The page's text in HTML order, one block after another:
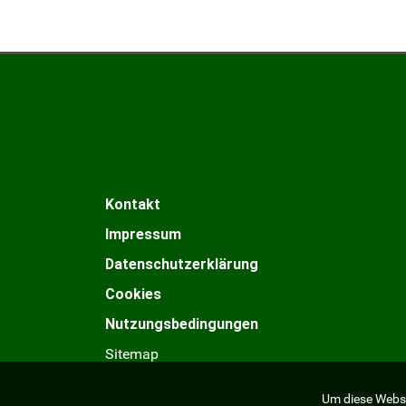
Kontakt
Impressum
Datenschutzerklärung
Cookies
Nutzungsbedingungen
Sitemap
Um diese